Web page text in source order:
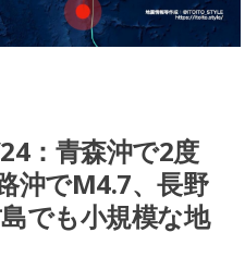
：青森沖で2度
沖でM4.7、長野
でも小規模な地